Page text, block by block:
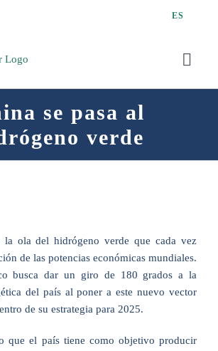
ES
se pasa al
verde
la ola del hidrógeno verde que cada vez
de las potencias económicas mundiales.
busca dar un giro de 180 grados a la
del país al poner a este nuevo vector
de su estrategia para 2025.
que el país tiene como objetivo producir